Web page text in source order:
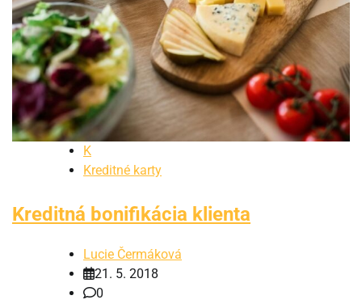
K
Kreditné karty
Kreditná bonifikácia klienta
Lucie Čermáková
21. 5. 2018
0